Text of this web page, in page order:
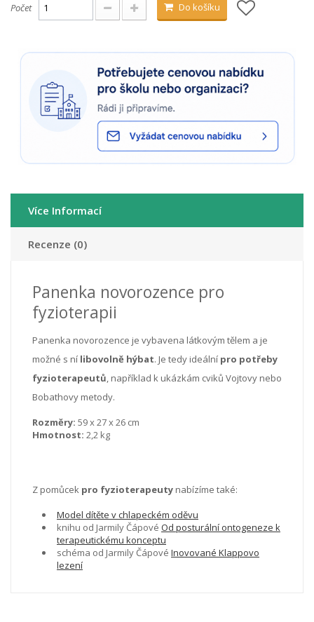
Počet Do košíku
Více Informací
Recenze (0)
Panenka novorozence pro
fyzioterapii
Panenka novorozence je vybavena látkovým tělem a je
možné s ní libovolně hýbat. Je tedy ideální pro potřeby
fyzioterapeutů, například k ukázkám cviků Vojtovy nebo
Bobathovy metody.
Rozměry: 59 x 27 x 26 cm
Hmotnost: 2,2 kg
Z pomůcek pro fyzioterapeuty nabízíme také:
Model dítěte v chlapeckém oděvu
knihu od Jarmily Čápové Od posturální ontogeneze k
terapeutickému konceptu
schéma od Jarmily Čápové Inovované Klappovo
lezení